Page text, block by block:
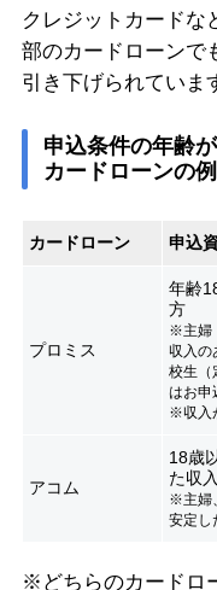
クレジットカードな
部のカードローンで
引き下げられていま
申込条件の年齢
カードローンの例
カードローン 申込
プロミス
年齢
方
※主婦
収入の
校生（
はお申
※収入
アコム
18歳
た収
※主婦
安定し
※どちらのカードロ